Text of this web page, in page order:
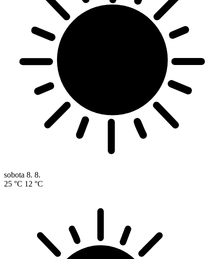
sobota 8. 8.
25 °C 12 °C